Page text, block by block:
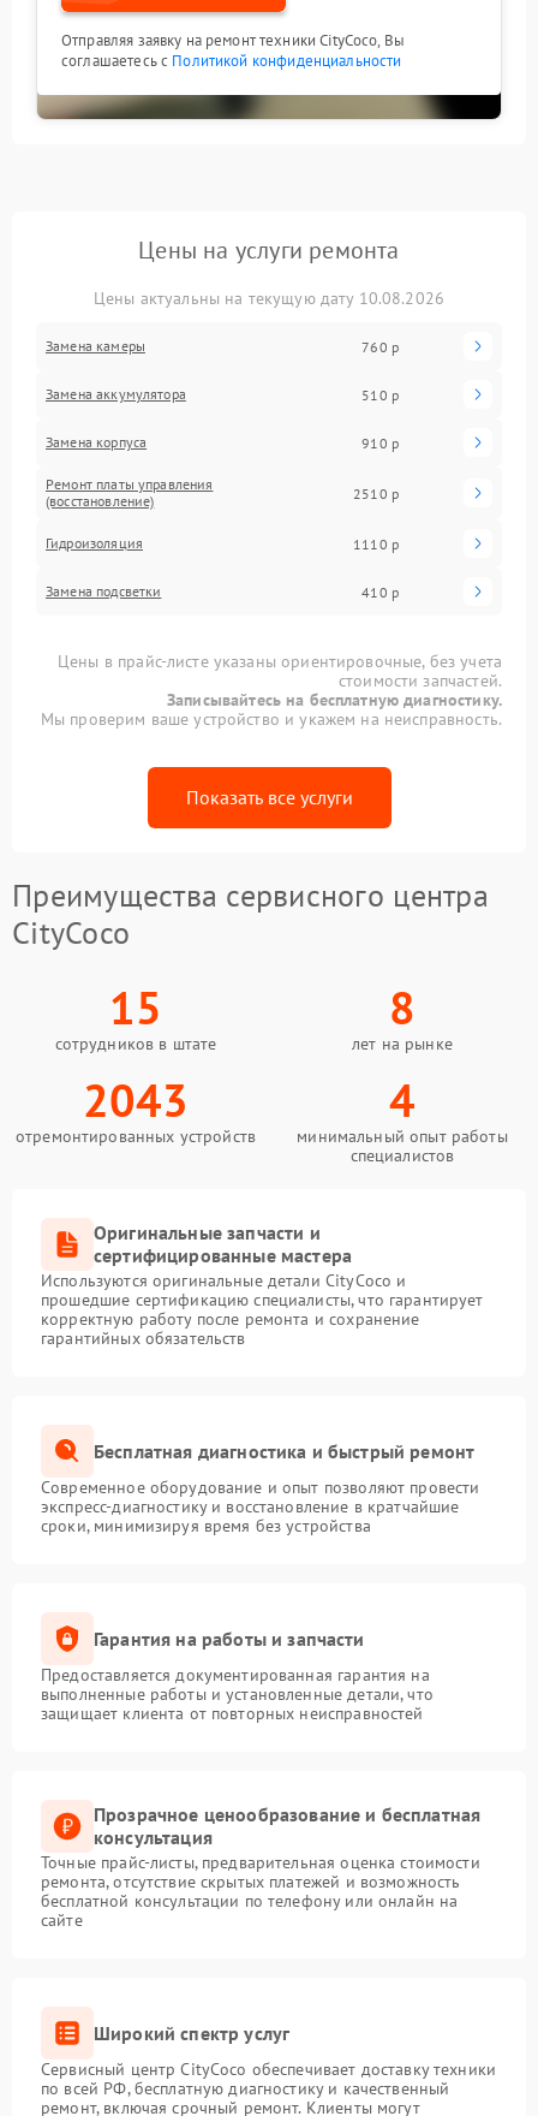
Отправляя заявку на ремонт техники CityCoco, Вы
соглашаетесь с Политикой конфиденциальности
Цены на услуги ремонта
Цены актуальны на текущую дату 10.08.2026
Замена камеры 760 р
Замена аккумулятора 510 р
Замена корпуса 910 р
Ремонт платы управления
(восстановление)
2510 р
Гидроизоляция 1110 р
Замена подсветки 410 р
Цены в прайс-листе указаны ориентировочные, без учета
стоимости запчастей.
Записывайтесь на бесплатную диагностику.
Мы проверим ваше устройство и укажем на неисправность.
Показать все услуги
Преимущества сервисного центра
CityCoco
15
сотрудников в штате
8
лет на рынке
2043
отремонтированных устройств
4
минимальный опыт работы
специалистов
Оригинальные запчасти и
сертифицированные мастера
Используются оригинальные детали CityCoco и
прошедшие сертификацию специалисты, что гарантирует
корректную работу после ремонта и сохранение
гарантийных обязательств
Бесплатная диагностика и быстрый ремонт
Современное оборудование и опыт позволяют провести
экспресс-диагностику и восстановление в кратчайшие
сроки, минимизируя время без устройства
Гарантия на работы и запчасти
Предоставляется документированная гарантия на
выполненные работы и установленные детали, что
защищает клиента от повторных неисправностей
Прозрачное ценообразование и бесплатная
консультация
Точные прайс-листы, предварительная оценка стоимости
ремонта, отсутствие скрытых платежей и возможность
бесплатной консультации по телефону или онлайн на
сайте
Широкий спектр услуг
Сервисный центр CityCoco обеспечивает доставку техники
по всей РФ, бесплатную диагностику и качественный
ремонт, включая срочный ремонт. Клиенты могут